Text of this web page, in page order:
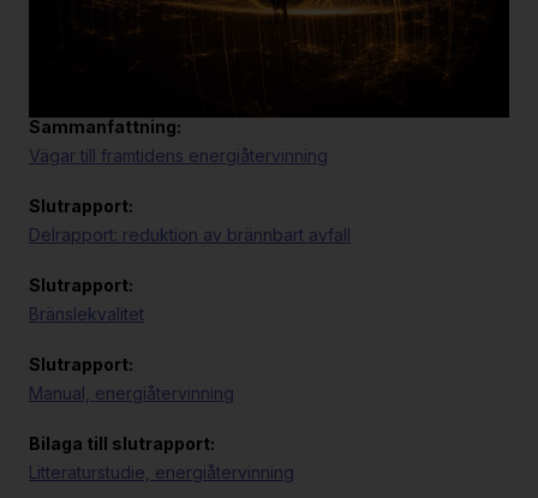
Sammanfattning:
Vägar till framtidens energiåtervinning
Slutrapport:
Delrapport: reduktion av brännbart avfall
Slutrapport:
Bränslekvalitet
Slutrapport:
Manual, energiåtervinning
Bilaga till slutrapport:
Litteraturstudie, energiåtervinning